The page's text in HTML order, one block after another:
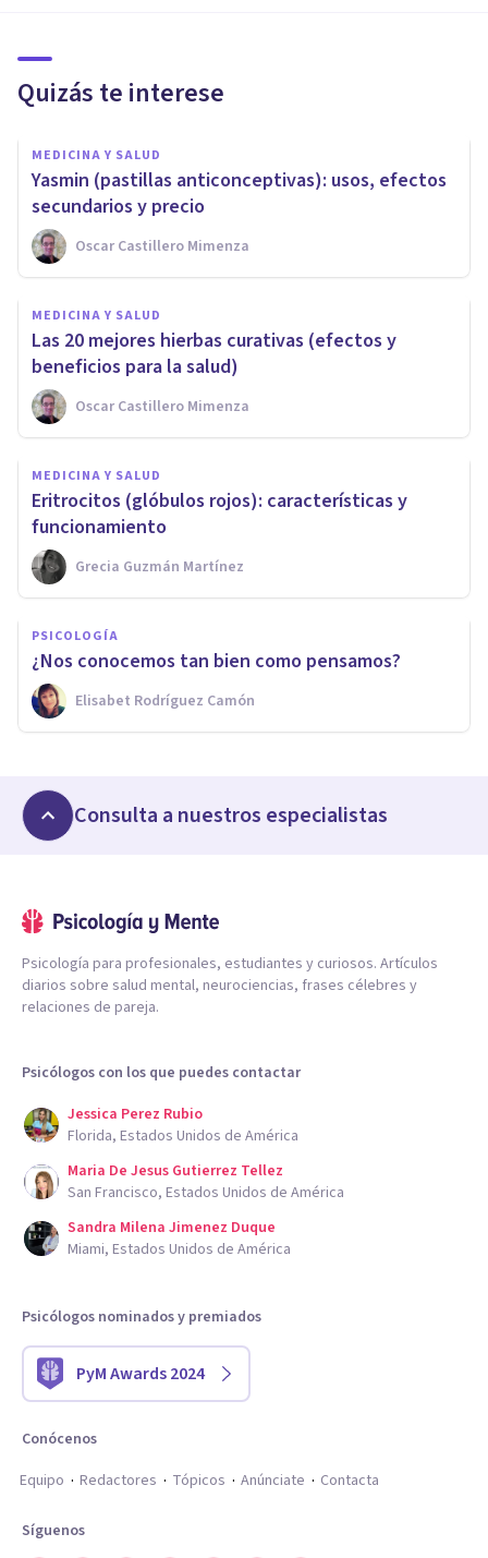
Quizás te interese
MEDICINA Y SALUD
Yasmin (pastillas anticonceptivas): usos, efectos
secundarios y precio
Oscar Castillero Mimenza
MEDICINA Y SALUD
Las 20 mejores hierbas curativas (efectos y
beneficios para la salud)
Oscar Castillero Mimenza
MEDICINA Y SALUD
Eritrocitos (glóbulos rojos): características y
funcionamiento
Grecia Guzmán Martínez
PSICOLOGÍA
¿Nos conocemos tan bien como pensamos?
Elisabet Rodríguez Camón
Consulta a nuestros especialistas
Psicología para profesionales, estudiantes y curiosos. Artículos
diarios sobre salud mental, neurociencias, frases célebres y
relaciones de pareja.
Psicólogos con los que puedes contactar
Jessica Perez Rubio
Florida, Estados Unidos de América
Maria De Jesus Gutierrez Tellez
San Francisco, Estados Unidos de América
Sandra Milena Jimenez Duque
Miami, Estados Unidos de América
Psicólogos nominados y premiados
PyM Awards 2024
Conócenos
Equipo
Redactores Tópicos Anúnciate Contacta
Síguenos